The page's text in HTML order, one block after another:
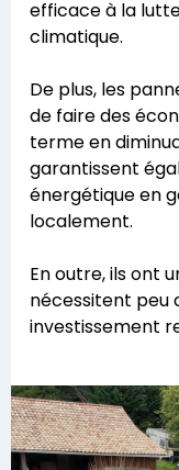
efficace à la
climatique.
De plus, les
de faire des
terme en
garantissent
énergétique en
localement.
En outre, ils ont
nécessitent peu
investissement